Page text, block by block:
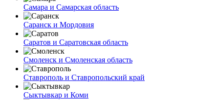
Самара и Самарская область
Саранск и Мордовия
Саратов и Саратовская область
Смоленск и Смоленская область
Ставрополь и Ставропольский край
Сыктывкар и Коми